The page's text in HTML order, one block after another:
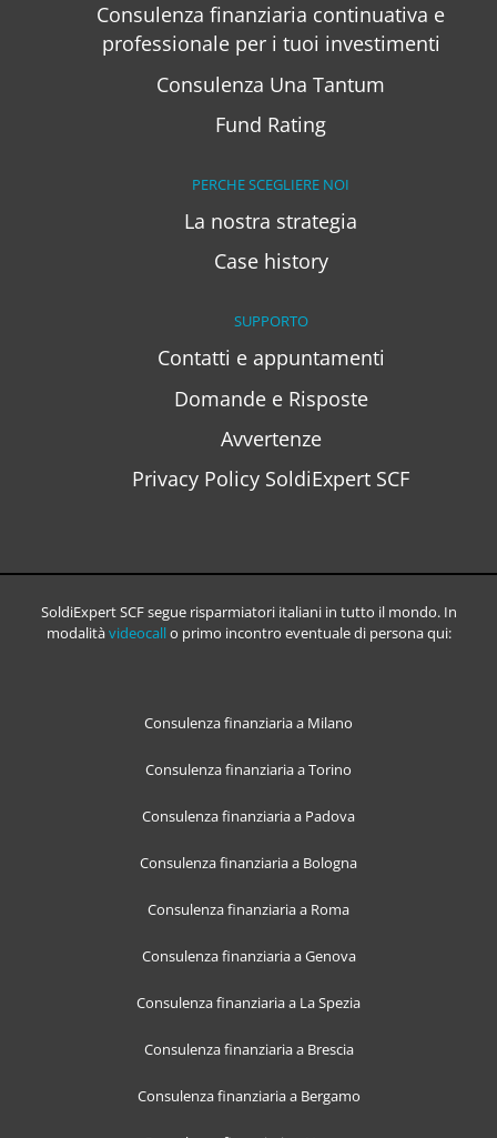
Consulenza finanziaria continuativa e
professionale per i tuoi investimenti
Consulenza Una Tantum
Fund Rating
PERCHE SCEGLIERE NOI
La nostra strategia
Case history
SUPPORTO
Contatti e appuntamenti
Domande e Risposte
Avvertenze
Privacy Policy SoldiExpert SCF
SoldiExpert SCF segue risparmiatori italiani in tutto il mondo. In
modalitàvideocallo primo incontro eventuale di persona qui:
Consulenza finanziaria a Milano
Consulenza finanziaria a Torino
Consulenza finanziaria a Padova
Consulenza finanziaria a Bologna
Consulenza finanziaria a Roma
Consulenza finanziaria a Genova
Consulenza finanziaria a La Spezia
Consulenza finanziaria a Brescia
Consulenza finanziaria a Bergamo